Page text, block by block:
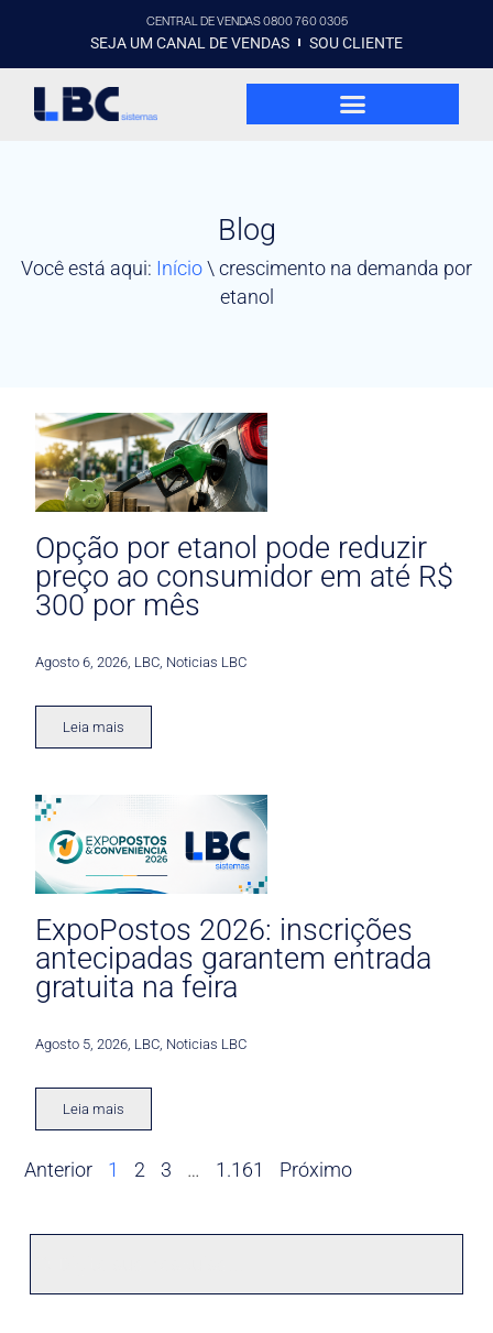
CENTRAL DE VENDAS 0800 760 0305
SEJA UM CANAL DE VENDAS SOU CLIENTE
Blog
Você está aqui: Início\ crescimento na demanda por
etanol
Opção por etanol pode reduzir
preço ao consumidor em até R$
300 por mês
Agosto 6, 2026 LBC Noticias LBC
Leia mais
ExpoPostos 2026: inscrições
antecipadas garantem entrada
gratuita na feira
Agosto 5, 2026 LBC Noticias LBC
Leia mais
Anterior 1 2 3 … 1.161 Próximo